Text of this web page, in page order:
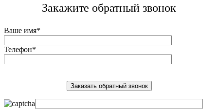
Закажите обратный звонок
Ваше имя*
Телефон*